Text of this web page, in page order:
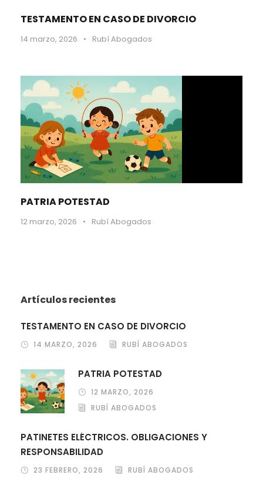
TESTAMENTO EN CASO DE DIVORCIO
14 marzo, 2026 • Rubí Abogados
PATRIA POTESTAD
12 marzo, 2026 • Rubí Abogados
Artículos recientes
TESTAMENTO EN CASO DE DIVORCIO
14 MARZO, 2026 RUBÍ ABOGADOS
PATRIA POTESTAD
12 MARZO, 2026
RUBÍ ABOGADOS
PATINETES ELÉCTRICOS. OBLIGACIONES Y
RESPONSABILIDAD
23 FEBRERO, 2026 RUBÍ ABOGADOS